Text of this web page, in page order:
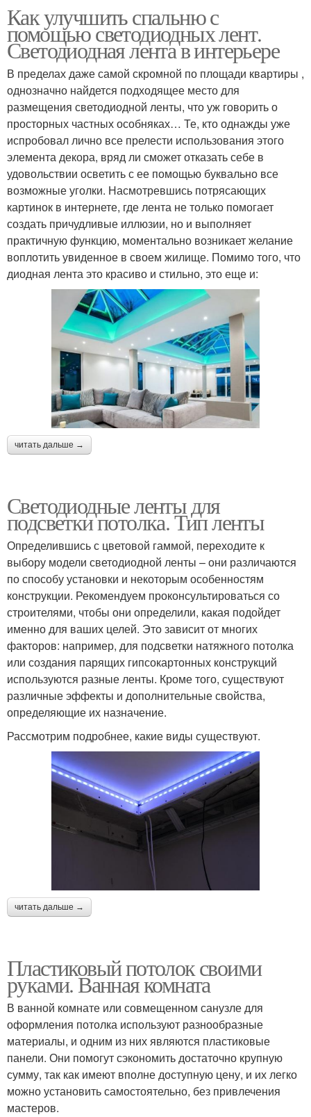
Как улучшить спальню с
помощью светодиодных лент.
Светодиодная лента в интерьере
В пределах даже самой скромной по площади квартиры ,
однозначно найдется подходящее место для
размещения светодиодной ленты, что уж говорить о
просторных частных особняках… Те, кто однажды уже
испробовал лично все прелести использования этого
элемента декора, вряд ли сможет отказать себе в
удовольствии осветить с ее помощью буквально все
возможные уголки. Насмотревшись потрясающих
картинок в интернете, где лента не только помогает
создать причудливые иллюзии, но и выполняет
практичную функцию, моментально возникает желание
воплотить увиденное в своем жилище. Помимо того, что
диодная лента это красиво и стильно, это еще и:
читать дальше →
Светодиодные ленты для
подсветки потолка. Тип ленты
Определившись с цветовой гаммой, переходите к
выбору модели светодиодной ленты – они различаются
по способу установки и некоторым особенностям
конструкции. Рекомендуем проконсультироваться со
строителями, чтобы они определили, какая подойдет
именно для ваших целей. Это зависит от многих
факторов: например, для подсветки натяжного потолка
или создания парящих гипсокартонных конструкций
используются разные ленты. Кроме того, существуют
различные эффекты и дополнительные свойства,
определяющие их назначение.
Рассмотрим подробнее, какие виды существуют.
читать дальше →
Пластиковый потолок своими
руками. Ванная комната
В ванной комнате или совмещенном санузле для
оформления потолка используют разнообразные
материалы, и одним из них являются пластиковые
панели. Они помогут сэкономить достаточно крупную
сумму, так как имеют вполне доступную цену, и их легко
можно установить самостоятельно, без привлечения
мастеров.